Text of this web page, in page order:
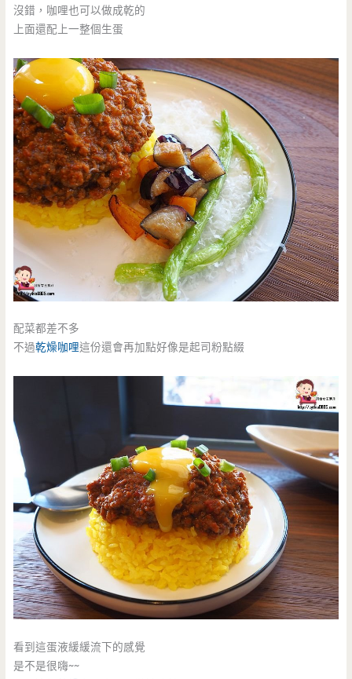
沒錯，咖哩也可以做成乾的
上面還配上一整個生蛋
配菜都差不多
不過乾燥咖哩這份還會再加點好像是起司粉點綴
看到這蛋液緩緩流下的感覺
是不是很嗨~~